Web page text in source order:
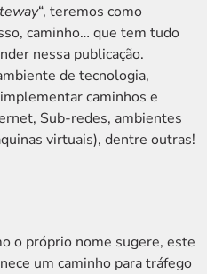
“, teremos como
caminho… que tem tudo
nessa publicação.
de tecnologia,
caminhos e
Sub-redes, ambientes
virtuais), dentre outras!
o próprio nome sugere, este
um caminho para tráfego